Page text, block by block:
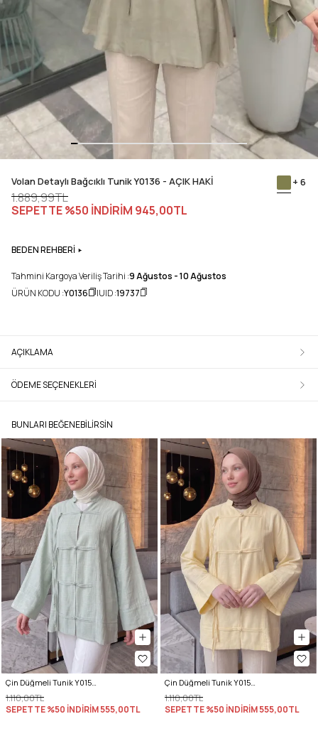
Volan Detaylı Bağcıklı Tunik Y0136 - AÇIK HAKİ + 6
1.889,99TL
SEPETTE %50 İNDİRİM 945,00TL
BEDEN REHBERİ
Tahmini Kargoya Veriliş Tarihi :9 Ağustos - 10 Ağustos
ÜRÜN KODU :Y0136 UID :19737
AÇIKLAMA
ÖDEME SEÇENEKLERI
BUNLARI BEĞENEBILIRSIN
Çin Düğmeli Tunik Y0158 - ÇAĞLA YEŞİLİ
1.110,00TL
SEPETTE %50 İNDİRİM555,00TL
Çin Düğmeli Tunik Y0158 - SARI
1.110,00TL
SEPETTE %50 İNDİRİM555,00TL